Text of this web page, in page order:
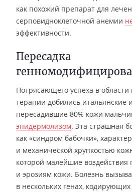
как похожий препарат для
серповидноклеточной анемии
эффективности.
Пересадка
Потрясающего успеха в
терапии добились итальянские
пересадившие 80% кожи
эпидермолизом. Эта страшная
как «синдром бабочки»,
и механической хрупкостью
которой малейшие воздействия
и эрозиям кожи. Болезнь
в нескольких генах,